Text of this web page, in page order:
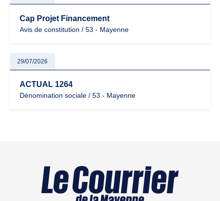
Cap Projet Financement
Avis de constitution / 53 - Mayenne
29/07/2026
ACTUAL 1264
Dénomination sociale / 53 - Mayenne